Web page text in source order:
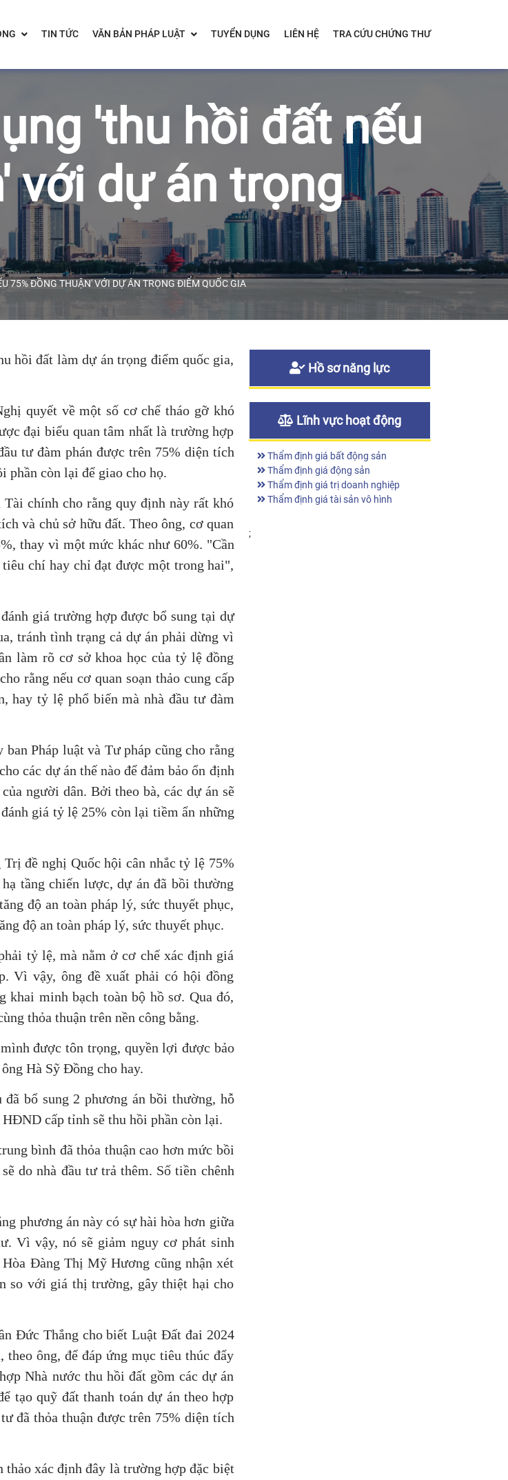
TIN TỨC VĂN BẢN PHÁP LUẬT TUYỂN DỤNG LIÊN HỆ TRA CỨU CHỨNG THƯ
'thu hồi đất nếu
với dự án trọng
75% ĐỒNG THUẬN' VỚI DỰ ÁN TRỌNG ĐIỂM QUỐC GIA
hồi đất làm dự án trọng điểm quốc gia,
quyết về một số cơ chế tháo gỡ khó
đại biểu quan tâm nhất là trường hợp
tư đàm phán được trên 75% diện tích
phần còn lại để giao cho họ.
chính cho rằng quy định này rất khó
và chủ sở hữu đất. Theo ông, cơ quan
thay vì một mức khác như 60%. "Cần
chí hay chỉ đạt được một trong hai",
giá trường hợp được bổ sung tại dự
tránh tình trạng cả dự án phải dừng vì
làm rõ cơ sở khoa học của tỷ lệ đồng
rằng nếu cơ quan soạn thảo cung cấp
hay tỷ lệ phổ biến mà nhà đầu tư đàm
Pháp luật và Tư pháp cũng cho rằng
các dự án thế nào để đảm bảo ổn định
người dân. Bởi theo bà, các dự án sẽ
giá tỷ lệ 25% còn lại tiềm ẩn những
đề nghị Quốc hội cân nhắc tỷ lệ 75%
tầng chiến lược, dự án đã bồi thường
độ an toàn pháp lý, sức thuyết phục,
độ an toàn pháp lý, sức thuyết phục.
tỷ lệ, mà nằm ở cơ chế xác định giá
Vì vậy, ông đề xuất phải có hội đồng
minh bạch toàn bộ hồ sơ. Qua đó,
thỏa thuận trên nền công bằng.
được tôn trọng, quyền lợi được bảo
Hà Sỹ Đồng cho hay.
bổ sung 2 phương án bồi thường, hỗ
cấp tỉnh sẽ thu hồi phần còn lại.
bình đã thỏa thuận cao hơn mức bồi
do nhà đầu tư trả thêm. Số tiền chênh
phương án này có sự hài hòa hơn giữa
Vì vậy, nó sẽ giảm nguy cơ phát sinh
Đàng Thị Mỹ Hương cũng nhận xét
so với giá thị trường, gây thiệt hại cho
Đức Thắng cho biết Luật Đất đai 2024
ông, để đáp ứng mục tiêu thúc đẩy
Nhà nước thu hồi đất gồm các dự án
tạo quỹ đất thanh toán dự án theo hợp
đã thỏa thuận được trên 75% diện tích
xác định đây là trường hợp đặc biệt
Hồ sơ năng lực
Lĩnh vực hoạt động
Thẩm định giá bất động sản
Thẩm định giá động sản
Thẩm định giá trị doanh nghiệp
Thẩm định giá tài sản vô hình
;